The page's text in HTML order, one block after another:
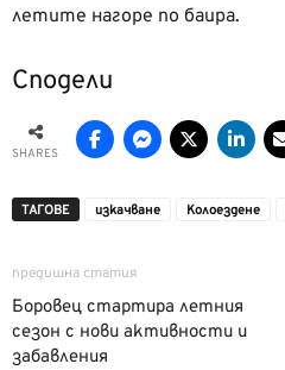
летите нагоре по баира.
Сподели
SHARES
ТАГОВЕ изкачване Колоездене
предишна статия
Боровец стартира летния
сезон с нови активности и
забавления